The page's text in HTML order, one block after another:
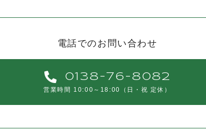
電話でのお問い合わせ
0138-76-8082
営業時間 10:00～18:00 （日・祝 定休）